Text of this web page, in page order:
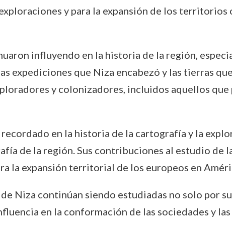
y para la expansión de los
influyendo en la historia de la región,
expediciones que Niza encabezó y las tierras
y colonizadores, incluidos aquellos
en la historia de la cartografía y la
de la región. Sus contribuciones al estudio de
la expansión territorial de los europeos en
Niza continúan siendo estudiadas no solo por
en la conformación de las sociedades y